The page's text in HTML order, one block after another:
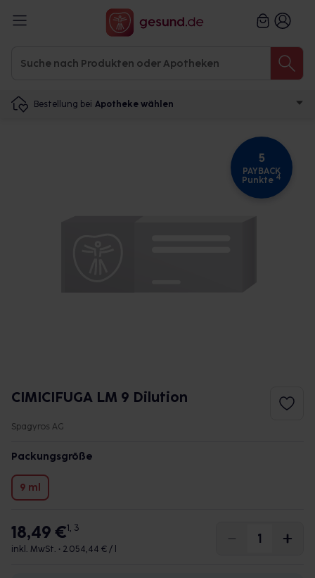
Bestellung bei Apotheke wählen
5
PAYBACK
Punkte 4
CIMICIFUGA LM 9 Dilution
Spagyros AG
Packungsgröße
9 ml
18,49 €1, 3
inkl. MwSt. • 2.054,44 € / l